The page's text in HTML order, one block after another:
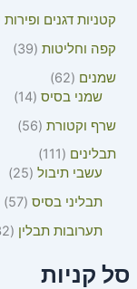
קטניות דגנים
קפה וחליטות 39
שמנים
62
שמני בסיס 14
שרף וקטורת 56
תבלינים
111
עשבי תיבול 25
תבליני בסיס 57
תערובות תבלין
סל קניות